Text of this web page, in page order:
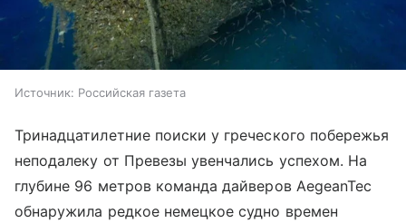
Источник: Российская газета
Тринадцатилетние поиски у греческого побережья
неподалеку от Превезы увенчались успехом. На
глубине 96 метров команда дайверов AegeanTec
обнаружила редкое немецкое судно времен